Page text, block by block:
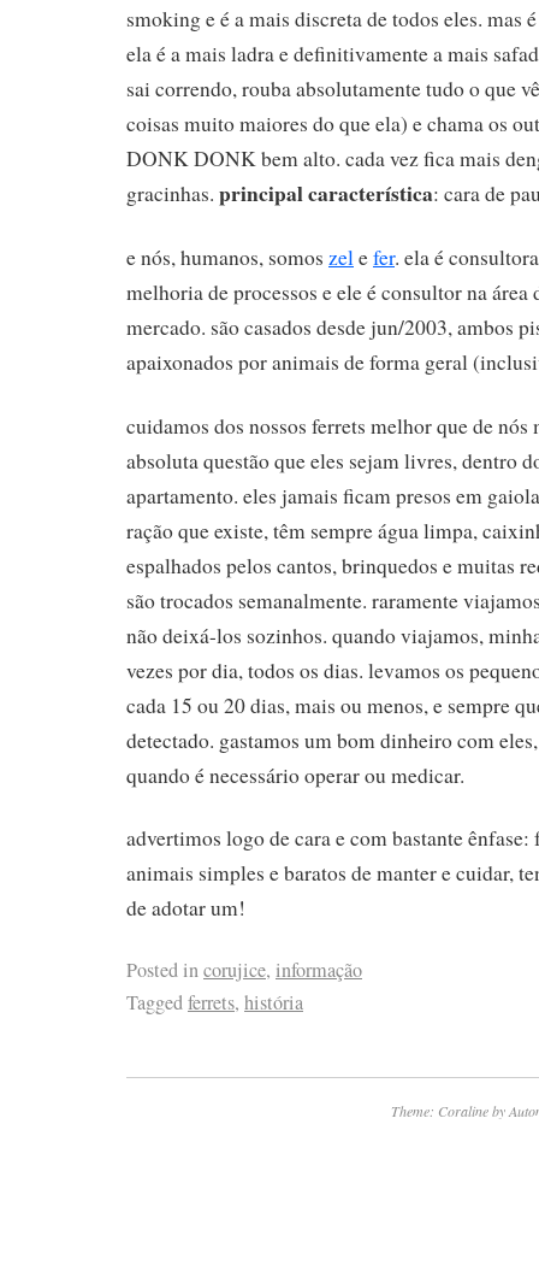
smoking e é a mais discreta de todos eles. mas
ela é a mais ladra e definitivamente a mais
sai correndo, rouba absolutamente tudo o que
coisas muito maiores do que ela) e chama os
DONK DONK bem alto. cada vez fica mais
gracinhas. principal característica: cara de
e nós, humanos, somos zelefer. ela é
melhoria de processos e ele é consultor na
mercado. são casados desde jun/2003, ambos
apaixonados por animais de forma geral
cuidamos dos nossos ferrets melhor que de nós
absoluta questão que eles sejam livres, dentro
apartamento. eles jamais ficam presos em
ração que existe, têm sempre água limpa,
espalhados pelos cantos, brinquedos e muitas
são trocados semanalmente. raramente
não deixá-los sozinhos. quando viajamos,
vezes por dia, todos os dias. levamos os
cada 15 ou 20 dias, mais ou menos, e sempre
detectado. gastamos um bom dinheiro com
quando é necessário operar ou medicar.
advertimos logo de cara e com bastante ênfase:
animais simples e baratos de manter e cuidar,
de adotar um!
Posted incorujice, informação
Taggedferrets, história
Theme: Coraline by